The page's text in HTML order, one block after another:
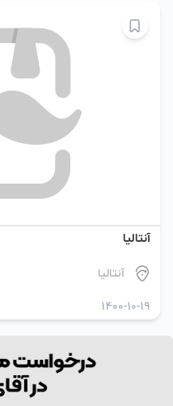
آنتالیا
آنتالیا
1400-10-19